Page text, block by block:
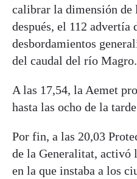
calibrar la dimensión de
después, el 112
desbordamientos
del caudal del río Magro.
A las 17,54, la Aemet
hasta las ocho de la
Por fin, a las 20,03
de la Generalitat, activó
en la que instaba a los